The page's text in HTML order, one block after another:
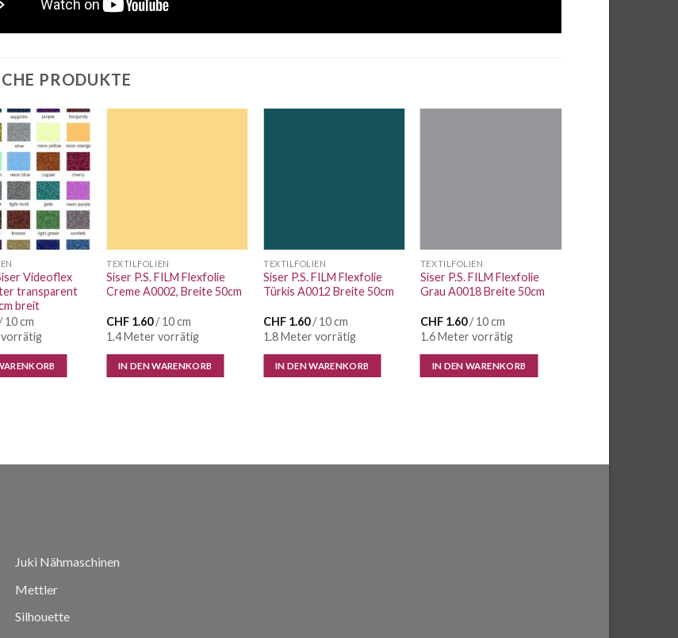
PRODUKTE
Auf die
Wunschliste
Videoflex
transparent
breit
10 cm
vorrätig
TEXTILFOLIEN
Siser P.S. FILM Flexfolie
Creme A0002, Breite 50cm
CHF 1.60/ 10 cm
1.4 Meter vorrätig
IN DEN WARENKORB
TEXTILFOLIEN
Siser P.S. FILM Flexfolie
Türkis A0012 Breite 50cm
CHF 1.60/ 10 cm
1.8 Meter vorrätig
IN DEN WARENKORB
TEXTILFOLIEN
Siser P.S. FILM Flexfolie
Grau A0018 Breite 50cm
CHF1.60/ 10 cm
1.6 Meter vorrätig
IN DEN WARENKORB
Juki Nähmaschinen
Mettler
Silhouette